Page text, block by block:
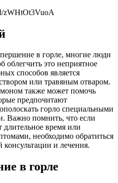
zWHtOt3VuoA
в горле, многие люди
облегчить это неприятное
способов является
или травяным отваром.
также может помочь
предпочитают
горло специальными
Важно помнить, что если
длительное время или
необходимо обратиться
консультации и лечения.
в горле